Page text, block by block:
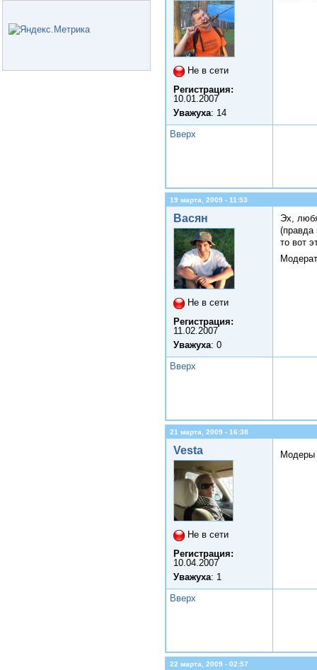
Не в сети
Регистрация:
10.01.2007
Уважуха: 14
Вверх
19 марта, 2009 - 11:53
Васян
Не в сети
Регистрация:
11.02.2007
Уважуха: 0
Эх,
(правда
то вот
Вверх
21 марта, 2009 - 16:38
Vesta
Не в сети
Регистрация:
10.04.2007
Уважуха: 1
Вверх
22 марта, 2009 - 02:57